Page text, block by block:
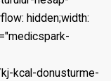
hidden;width:
kcal-donusturme-